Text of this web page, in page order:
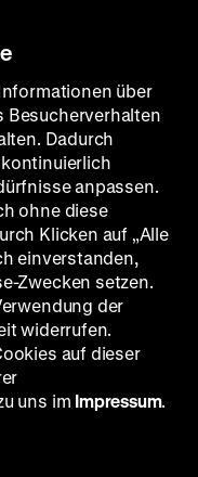
einige
Grund dafür
wie
gewesen sein.
Debütfilm und
Schriftsteller Kōbō
begleitet von
in der Kohleregion
merkt man, dass
sind geschlossen,
vereinzelte
durch den
in Verbindung
geschehen nach
und jagen den
die unter der
und Ausbeutung
über
Besucherverhalten
Dadurch
anpassen.
ohne diese
Klicken auf „Alle
einverstanden,
Zwecken setzen.
der
widerrufen.
auf dieser
uns im Impressum.